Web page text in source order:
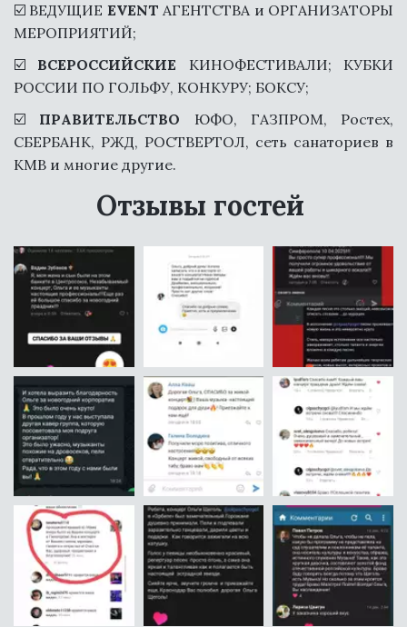
МЕНЯ ЗОВУТ ОЛЬГА ЩЁГОЛЬ
☑️ ВЕДУЩИЕ EVENT АГЕНТСТВА и ОРГАНИЗАТОРЫ
МЕРОПРИЯТИЙ;
☑️ ВСЕРОССИЙСКИЕ КИНОФЕСТИВАЛИ; КУБКИ
РОССИИ ПО ГОЛЬФУ, КОНКУРУ; БОКСУ;
☑️ ПРАВИТЕЛЬСТВО ЮФО, ГАЗПРОМ, Ростех,
СБЕРБАНК, РЖД, РОСТВЕРТОЛ, сеть санаториев в
КМВ и многие другие.
Отзывы гостей